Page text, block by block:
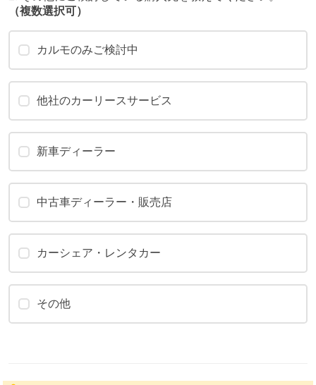
（複数選択可）
カルモのみご検討中
他社のカーリースサービス
新車ディーラー
中古車ディーラー・販売店
カーシェア・レンタカー
その他